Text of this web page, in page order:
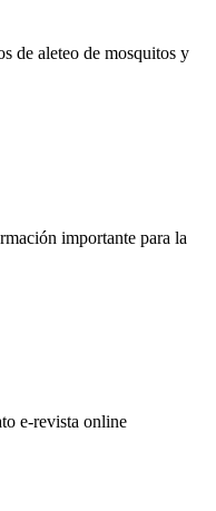
de aleteo de mosquitos y
importante para la
e-revista online